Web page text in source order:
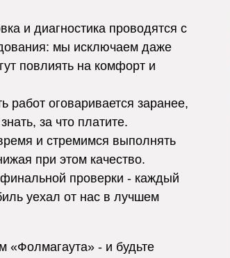
и диагностика проводятся с
мы исключаем даже
повлиять на комфорт и
работ оговаривается заранее,
за что платите.
и стремимся выполнять
при этом качество.
проверки - каждый
уехал от нас в лучшем
«Фолмагаута» - и будьте